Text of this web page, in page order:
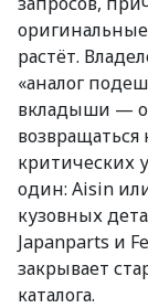
растёт.
«аналог
вкладыши —
возвращаться
критических
один: Aisin
кузовных
Japanparts и
закрывает
каталога.